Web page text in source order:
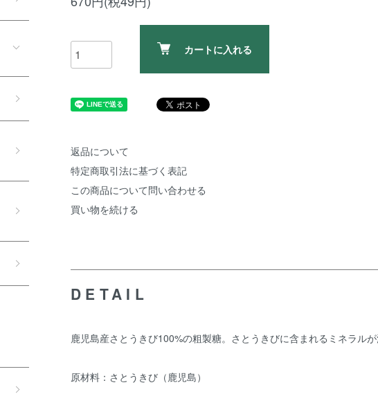
カートに入れる
返品について
特定商取引法に基づく表記
この商品について問い合わせる
買い物を続ける
DETAIL
鹿児島産さとうきび100%の粗製糖。さとうきびに含まれるミネラル
原材料：さとうきび（鹿児島）